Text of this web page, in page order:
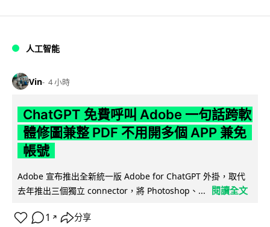
人工智能
Vin 4 小時
ChatGPT 免費呼叫 Adobe 一句話跨軟
體修圖兼整 PDF 不用開多個 APP 兼免
帳號
Adobe 宣布推出全新統一版 Adobe for ChatGPT 外掛，取代
去年推出三個獨立 connector，將 Photoshop、...
閱讀全文
1 ↗ 分享